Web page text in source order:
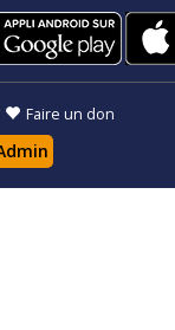
Faire un don